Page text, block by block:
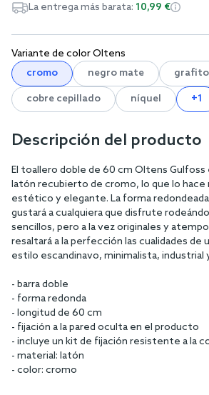
Variante de color Oltens
cromo
negro mate grafito
cobre cepillado níquel +1
La entrega más barata: 10,99 €
Descripción del producto
El toallero doble de 60 cm Oltens Gulfoss
latón recubierto de cromo, lo que lo
estético y elegante. La forma
gustará a cualquiera que disfrute
sencillos, pero a la vez originales y
resaltará a la perfección las cualidades de
estilo escandinavo, minimalista, industrial
- barra doble
- forma redonda
- longitud de 60 cm
- fijación a la pared oculta en el producto
- incluye un kit de fijación resistente a la
- material: latón
- color: cromo